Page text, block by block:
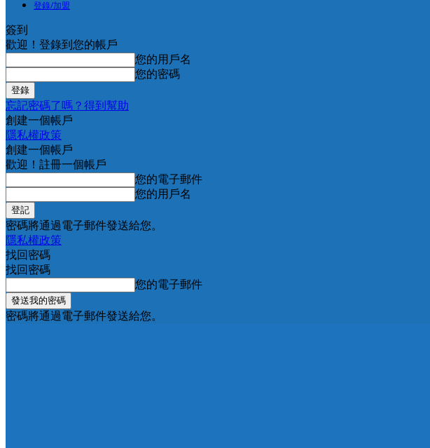
登錄/加盟
簽到
歡迎！登錄到您的帳戶
您的用戶名
您的密碼
忘記密碼了嗎？得到幫助
創建一個帳戶
隱私權政策
創建一個帳戶
歡迎！註冊一個帳戶
您的電子郵件
您的用戶名
密碼將通過電子郵件發送給您。
隱私權政策
找回密碼
找回密碼
您的電子郵件
密碼將通過電子郵件發送給您。